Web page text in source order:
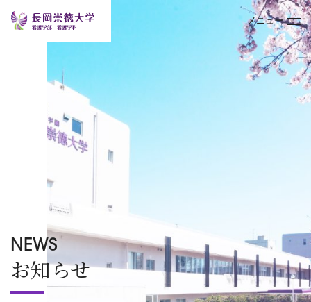
メニュー
キャンパスライフ
オープンキャンパス
NEWS
お知らせ